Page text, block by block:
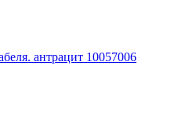
антрацит 10057006